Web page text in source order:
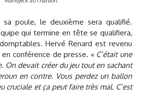
sa poule, le deuxième sera qualifié.
qui termine en tête se qualifiera,
Hervé Renard est revenu
conférence de presse. « C’était une
On devait créer du jeu tout en sachant
en contre. Vous perdez un ballon
cruciale et ça peut faire très mal. C’est